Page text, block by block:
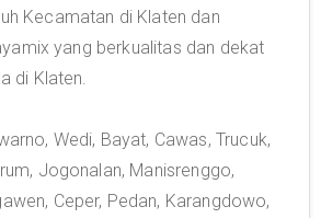
Kecamatan di Klaten dan
yang berkualitas dan dekat
di Klaten.
Wedi, Bayat, Cawas, Trucuk,
Jogonalan, Manisrenggo,
Ceper, Pedan, Karangdowo,